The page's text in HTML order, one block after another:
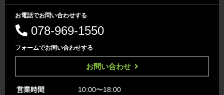
お電話でお問い合わせする
078-969-1550
フォームでお問い合わせする
お問い合わせ
営業時間
10:00〜18:00